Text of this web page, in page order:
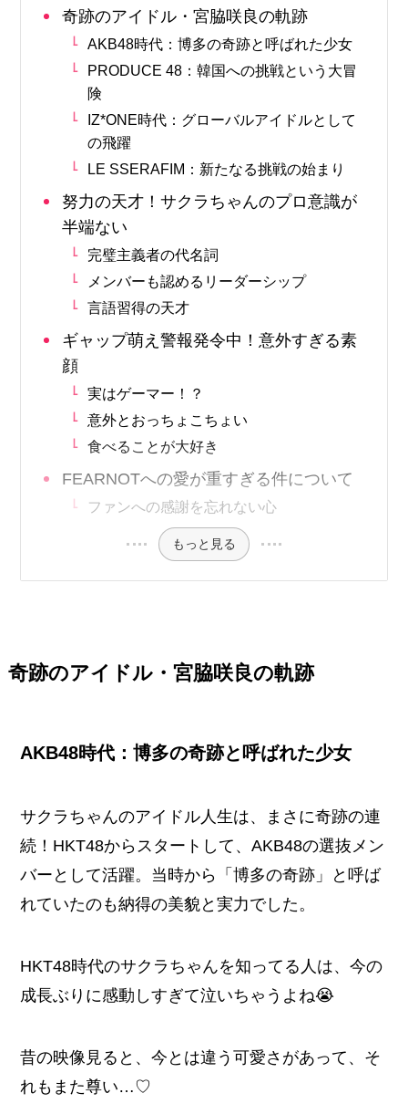
奇跡のアイドル・宮脇咲良の軌跡
AKB48時代：博多の奇跡と呼ばれた少女
PRODUCE 48：韓国への挑戦という大冒
険
IZ*ONE時代：グローバルアイドルとして
の飛躍
LE SSERAFIM：新たなる挑戦の始まり
努力の天才！サクラちゃんのプロ意識が
半端ない
完璧主義者の代名詞
メンバーも認めるリーダーシップ
言語習得の天才
ギャップ萌え警報発令中！意外すぎる素
顔
実はゲーマー！？
意外とおっちょこちょい
食べることが大好き
FEARNOTへの愛が重すぎる件について
ファンへの感謝を忘れない心
もっと見る
奇跡のアイドル・宮脇咲良の軌跡
AKB48時代：博多の奇跡と呼ばれた少女
サクラちゃんのアイドル人生は、まさに奇跡の連
続！HKT48からスタートして、AKB48の選抜メン
バーとして活躍。当時から「博多の奇跡」と呼ば
れていたのも納得の美貌と実力でした。
HKT48時代のサクラちゃんを知ってる人は、今の
成長ぶりに感動しすぎて泣いちゃうよね😭
昔の映像見ると、今とは違う可愛さがあって、そ
れもまた尊い…♡